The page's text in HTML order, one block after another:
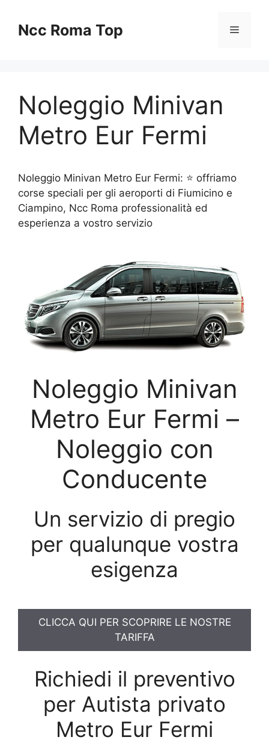
contenuto
Ncc Roma Top Menu
Noleggio Minivan
Metro Eur Fermi
Noleggio Minivan Metro Eur Fermi: ⭐ offriamo
corse speciali per gli aeroporti di Fiumicino e
Ciampino, Ncc Roma professionalità ed
esperienza a vostro servizio
Noleggio Minivan
Metro Eur Fermi –
Noleggio con
Conducente
Un servizio di pregio
per qualunque vostra
esigenza
CLICCA QUI PER SCOPRIRE LE NOSTRE
TARIFFA
Richiedi il preventivo
per Autista privato
Metro Eur Fermi